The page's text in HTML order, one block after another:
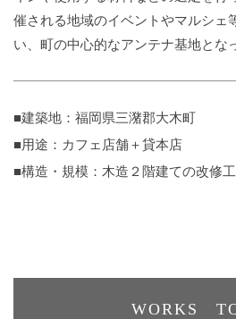
催される地域のイベントやマルシェ
い、町の中心的なアンテナ基地とな
■建築地：福岡県三潴郡大木町
■用途：カフェ店舗＋貸本店
■構造・規模：木造２階建ての改修
WORKS